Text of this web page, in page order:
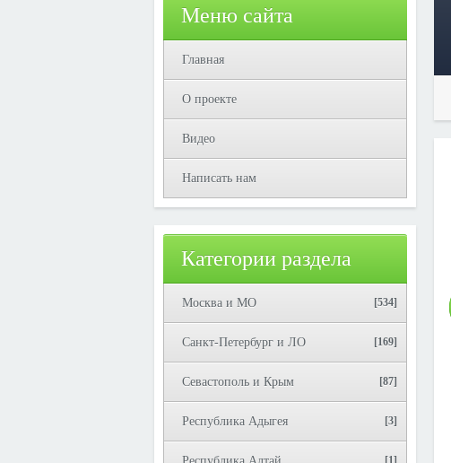
Меню сайта
Главная
О проекте
Видео
Написать нам
Категории раздела
Москва и МО [534]
Санкт-Петербург и ЛО [169]
Севастополь и Крым [87]
Республика Адыгея [3]
[1]